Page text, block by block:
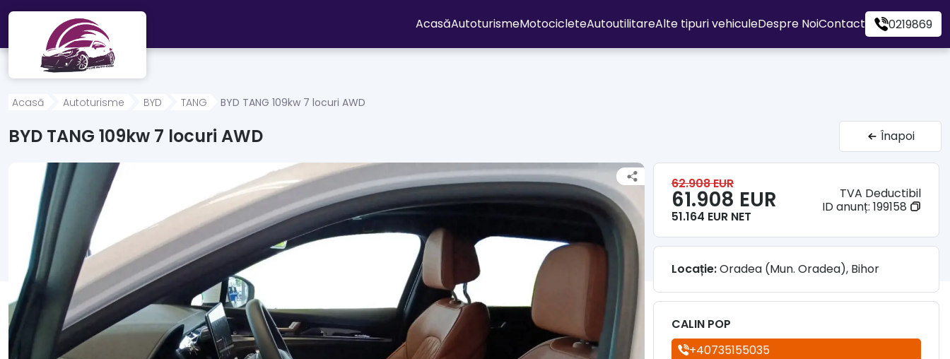
Mergi direct la conținutul principal
AcasăAutoturismeMotocicleteAutoutilitareAlte tipuri vehiculeDespre NoiContact 0219869
Acasă Autoturisme BYD TANG BYD TANG 109kw 7 locuri AWD
BYD TANG 109kw 7 locuri AWD Înapoi
62.908 EUR
61.908 EUR
51.164 EUR NET
TVA Deductibil
ID anunț: 199158
Locație:Oradea (Mun. Oradea), Bihor
CALIN POP
+40735155035